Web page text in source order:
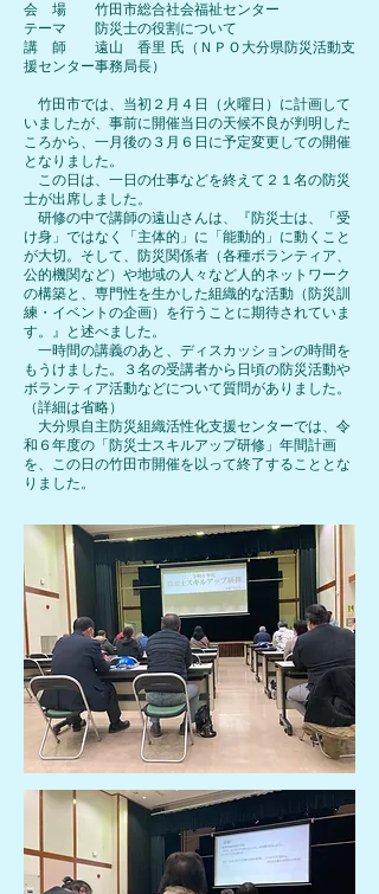
会 場 竹田市総合社会福祉センター
テーマ 防災士の役割について
​講 師 遠山 香里 氏（ＮＰＯ大分県防災活動支
援センター事務局長）
竹田市では、当初２月４日（火曜日）に計画して
いましたが、事前に開催当日の天候不良が判明した
ころから、一月後の３月６日に予定変更しての開催
となりました。
この日は、一日の仕事などを終えて２１名の防災
士が出席しました。
研修の中で講師の遠山さんは、『防災士は、「受
け身」ではなく「主体的」に「能動的」に動くこと
が大切。そして、防災関係者（各種ボランティア、
公的機関など）や地域の人々など人的ネットワーク
の構築と、専門性を生かした組織的な活動（防災訓
練・イベントの企画）を行うことに期待されていま
す。』と述べました。
一時間の講義のあと、ディスカッションの時間を
もうけました。３名の受講者から日頃の防災活動や
ボランティア活動などについて質問がありました。
（詳細は省略）
大分県自主防災組織活性化支援センターでは、令
和６年度の「防災士スキルアップ研修」年間計画
を、この日の竹田市開催を以って終了することとな
りました。​​